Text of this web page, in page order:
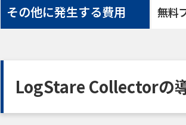
その他に発生する費用 無料
LogStare Collectorの